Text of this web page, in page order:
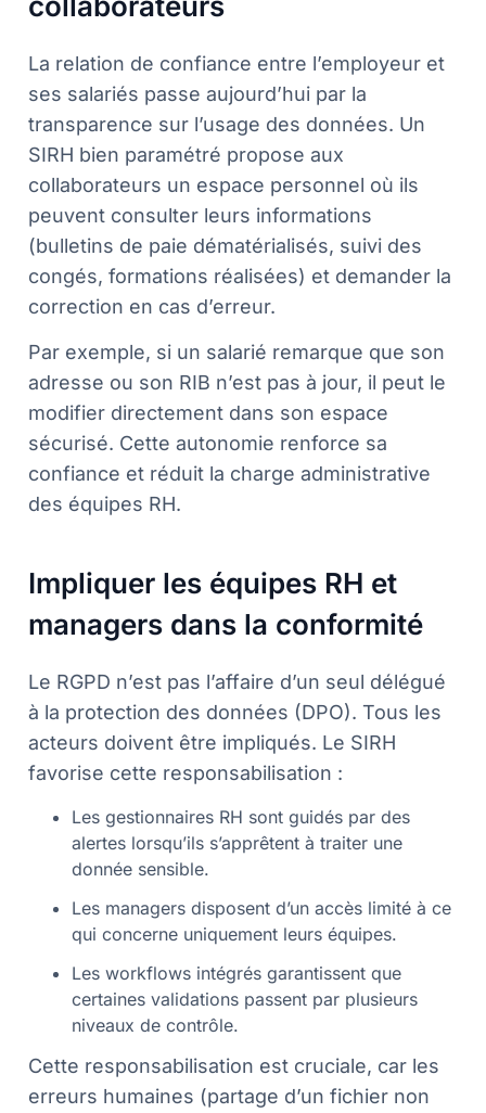
La relation de confiance entre l’employeur et
ses salariés passe aujourd’hui par la
transparence sur l’usage des données. Un
SIRH bien paramétré propose aux
collaborateurs un espace personnel où ils
peuvent consulter leurs informations
(bulletins de paie dématérialisés, suivi des
congés, formations réalisées) et demander la
correction en cas d’erreur.
Par exemple, si un salarié remarque que son
adresse ou son RIB n’est pas à jour, il peut le
modifier directement dans son espace
sécurisé. Cette autonomie renforce sa
confiance et réduit la charge administrative
des équipes RH.
Impliquer les équipes RH et
managers dans la conformité
Le RGPD n’est pas l’affaire d’un seul délégué
à la protection des données (DPO). Tous les
acteurs doivent être impliqués. Le SIRH
favorise cette responsabilisation :
Les gestionnaires RH sont guidés par des
alertes lorsqu’ils s’apprêtent à traiter une
donnée sensible.
Les managers disposent d’un accès limité à ce
qui concerne uniquement leurs équipes.
Les workflows intégrés garantissent que
certaines validations passent par plusieurs
niveaux de contrôle.
Cette responsabilisation est cruciale, car les
erreurs humaines (partage d’un fichier non